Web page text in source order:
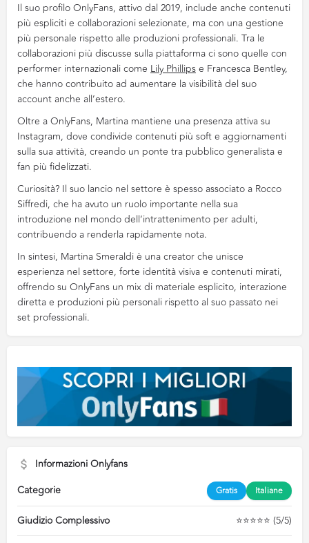
Il suo profilo OnlyFans, attivo dal 2019, include anche contenuti
più espliciti e collaborazioni selezionate, ma con una gestione
più personale rispetto alle produzioni professionali. Tra le
collaborazioni più discusse sulla piattaforma ci sono quelle con
performer internazionali come Lily Phillipse Francesca Bentley,
che hanno contribuito ad aumentare la visibilità del suo
account anche all’estero.
Oltre a OnlyFans, Martina mantiene una presenza attiva su
Instagram, dove condivide contenuti più soft e aggiornamenti
sulla sua attività, creando un ponte tra pubblico generalista e
fan più fidelizzati.
Curiosità? Il suo lancio nel settore è spesso associato a Rocco
Siffredi, che ha avuto un ruolo importante nella sua
introduzione nel mondo dell’intrattenimento per adulti,
contribuendo a renderla rapidamente nota.
In sintesi, Martina Smeraldi è una creator che unisce
esperienza nel settore, forte identità visiva e contenuti mirati,
offrendo su OnlyFans un mix di materiale esplicito, interazione
diretta e produzioni più personali rispetto al suo passato nei
set professionali.
Informazioni Onlyfans
Categorie
Gratis Italiane
Giudizio Complessivo ⭐⭐⭐⭐⭐ (5/5)